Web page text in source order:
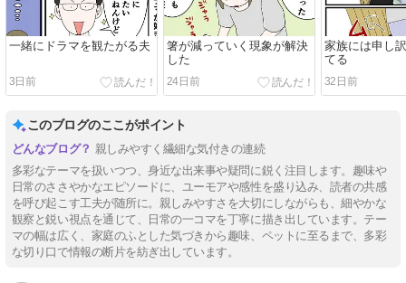
一緒にドラマを観たがる夫
3日前
箸が減っていく現象が解決
した
24日前
家族には申し
てる
32日前
このブログのここがポイント
親しみやすく繊細な気付きの連続
多彩なテーマを扱いつつ、身近な出来事や疑問に鋭く注目します。趣味や
日常のささやかなエピソードに、ユーモアや感性を盛り込み、読者の共感
を呼び起こす工夫が随所に。親しみやすさを大切にしながらも、細やかな
観察と鋭い視点を通じて、日常の一コマを丁寧に描き出しています。テー
マの幅は広く、家庭のふとした気づきから趣味、ペットに至るまで、多彩
な切り口で情報の断片を紡ぎ出しています。